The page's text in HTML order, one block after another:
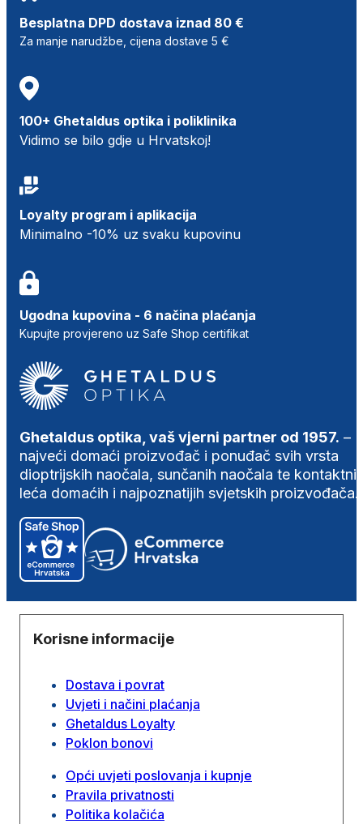
Besplatna DPD dostava iznad 80 €
Za manje narudžbe, cijena dostave 5 €
100+ Ghetaldus optika i poliklinika
Vidimo se bilo gdje u Hrvatskoj!
Loyalty program i aplikacija
Minimalno -10% uz svaku kupovinu
Ugodna kupovina - 6 načina plaćanja
Kupujte provjereno uz Safe Shop certifikat
Ghetaldus optika, vaš vjerni partner od 1957. –
najveći domaći proizvođač i ponuđač svih vrsta
dioptrijskih naočala, sunčanih naočala te
leća domaćih i najpoznatijih svjetskih proizvođača.
Korisne informacije
Dostava i povrat
Uvjeti i načini plaćanja
Ghetaldus Loyalty
Poklon bonovi
Opći uvjeti poslovanja i kupnje
Pravila privatnosti
Politika kolačića